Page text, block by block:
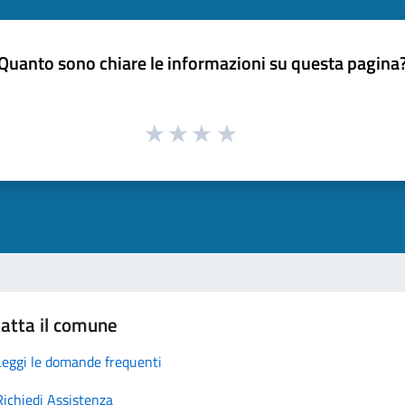
sono chiare le informazioni su questa
il comune
le domande frequenti
Assistenza